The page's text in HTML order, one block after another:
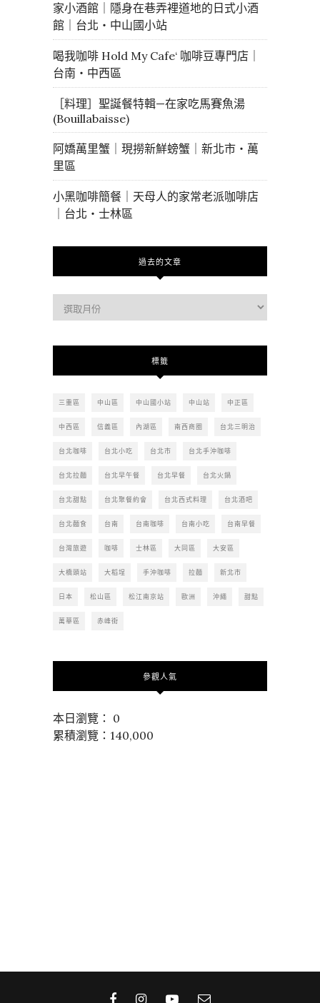
家小酒館｜隱身在巷弄裡道地的日式小酒
館｜台北・中山國小站
喝我咖啡 Hold My Cafe‘ 咖啡豆專門店｜
台南・中西區
［料理］聖誕餐特輯—在家吃馬賽魚湯
(Bouillabaisse)
阿嬌萬里蟹｜現撈新鮮螃蟹｜新北市・萬
里區
小黑咖啡簡餐｜天母人的家常老派咖啡店
｜台北・士林區
過去的文章
去
標籤
三重區 中山區 中山國小站 中山站 中正區
中西區 信義區 內湖區 南西商圈 台北三明治
台北咖啡 台北小吃 台北市 台北手沖咖啡
台北拉麵 台北早午餐 台北早餐 台北火鍋
台北甜點 台北聚餐約會 台北西式料理 台北酒吧
台北麵食 台南 台南咖啡 台南小吃 台南早餐
台灣旅遊 咖啡 士林區 大同區 大安區
大橋頭站 大稻埕 手沖咖啡 拉麵 新北市
日本 松山區 松江南京站 歐洲 沖繩 甜點
萬華區 赤峰街
參觀人氣
本日瀏覽： 0
累積瀏覽：140,000